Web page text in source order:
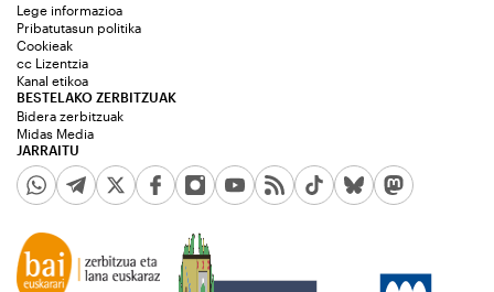
JARRAITU
Lege informazioa
Pribatutasun politika
Cookieak
cc Lizentzia
Kanal etikoa
BESTELAKO ZERBITZUAK
Bidera zerbitzuak
Midas Media